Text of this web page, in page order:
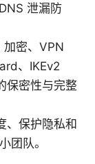
泄漏防
加密、VPN
、IKEv2
保密性与完整
、保护隐私和
团队。